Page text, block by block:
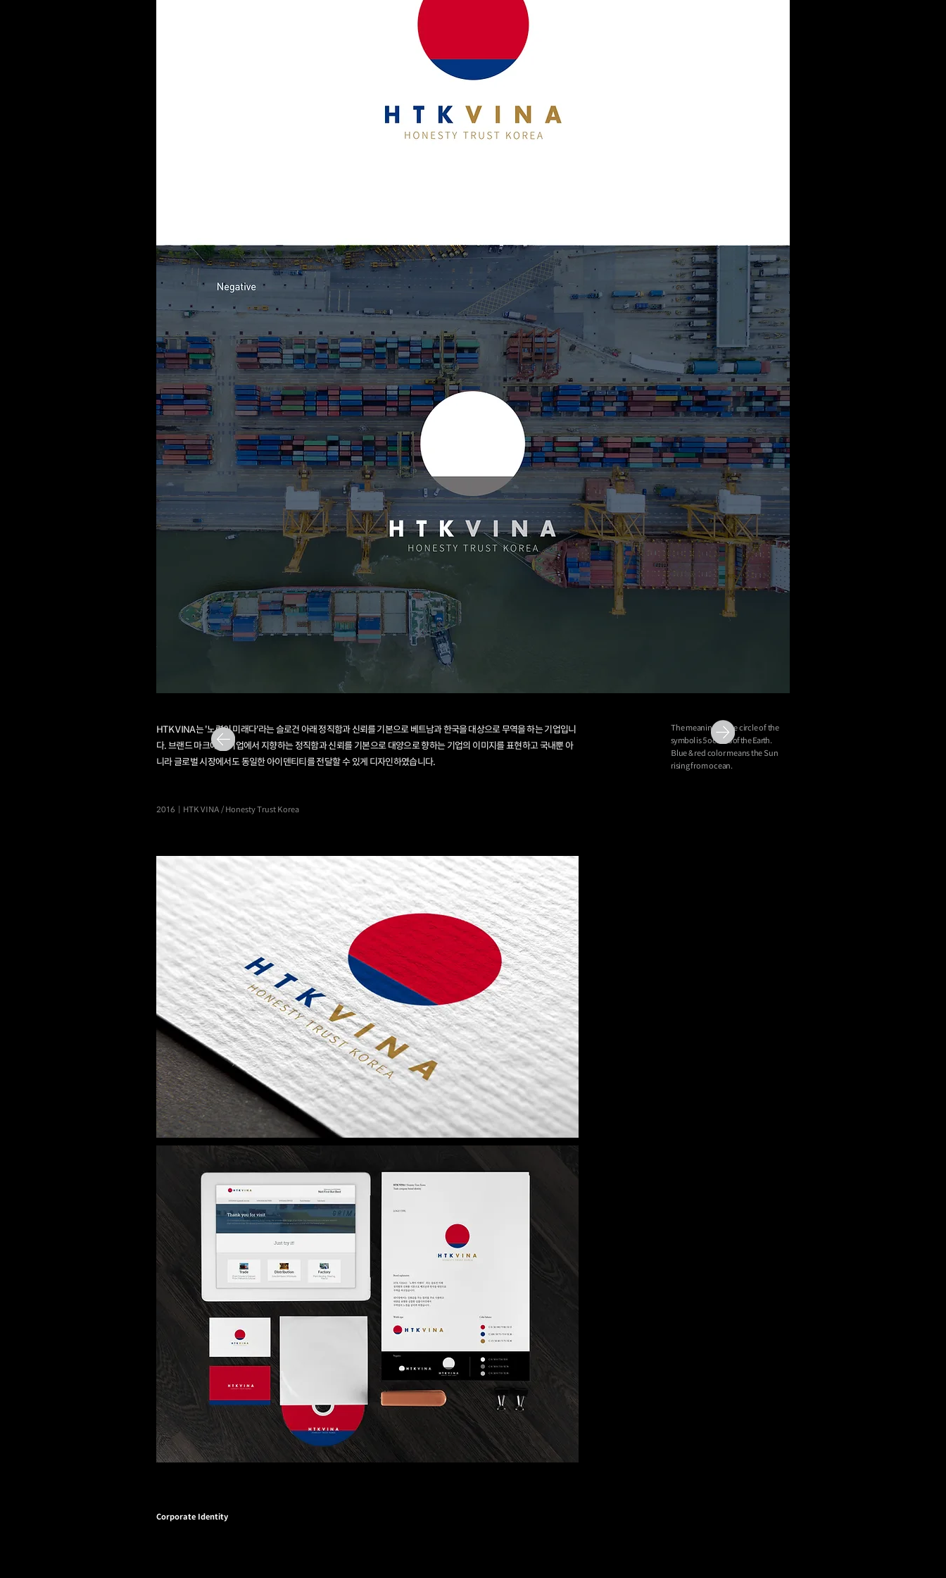
HTK VINA는 '노력이 미래다'라는 슬로건 아래 정직함과 신뢰를 기본으로 베트남과 한국을 대상으로 무역을 하는기업입니
다. 브랜드 마크에서 기업에서 지향하는 정직함과 신뢰를 기본으로 대양으로 향하는 기업의 이미지를 표현하고 국내뿐 아
니라 글로벌 시장에서도 동일한 아이덴티티를 전달할 수 있게 디자인하였습니다.
The meaning of the circle of the
symbol is 5 oceans of the Earth.
Blue & red color means the Sun
rising from ocean.
2016 | HTK VINA / Honesty Trust Korea
Corporate Identity